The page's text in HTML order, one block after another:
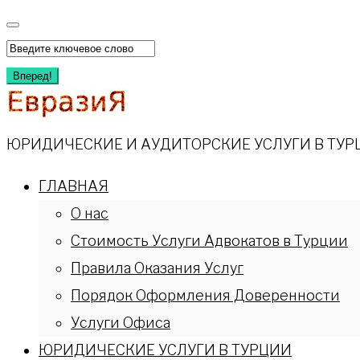
Перейти
к
содержимому
Искать:
Вперед!
ЮРИДИЧЕСКИЕ И АУДИТОРСКИЕ УСЛУГИ В
ГЛАВНАЯ
О нас
Стоимость Услуги Адвокатов в Турции
Правила Оказания Услуг
Порядок Оформления Доверенности
Услуги Офиса
ЮРИДИЧЕСКИЕ УСЛУГИ В ТУРЦИИ